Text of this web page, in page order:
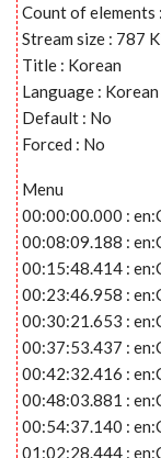
Count of elements
Stream size : 787
Title : Korean
Language : Korean
Default : No
Forced : No
Menu
00:00:00.000 :
00:08:09.188 :
00:15:48.414 :
00:23:46.958 :
00:30:21.653 :
00:37:53.437 :
00:42:32.416 :
00:48:03.881 :
00:54:37.140 :
01:02:28.444 :